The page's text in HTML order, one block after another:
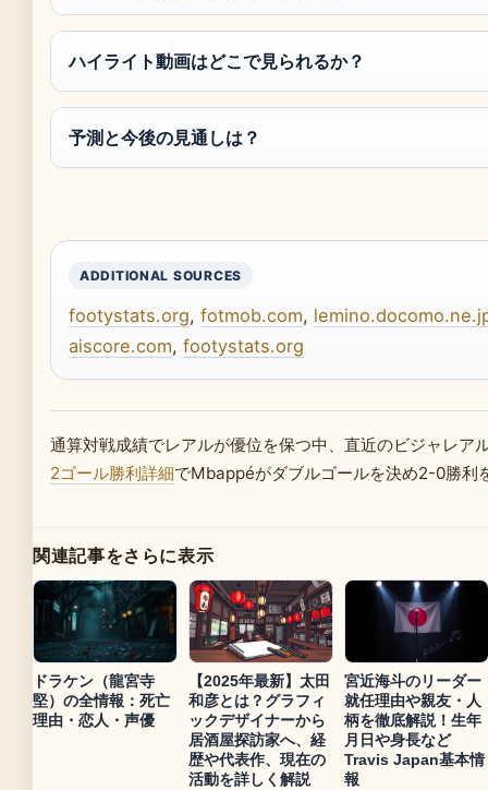
ハイライト動画はどこで見られるか？
予測と今後の見通しは？
ADDITIONAL SOURCES
footystats.org, fotmob.com,
aiscore.com, footystats.org
通算対戦成績でレアルが優位を保つ中、直近のビジャレア
2ゴール勝利詳細でMbappéがダブルゴールを決め2-0勝利
関連記事をさらに表示
ドラケン（龍宮寺
堅）の全情報：死亡
理由・恋人・声優
【2025年最新】太田
和彦とは？グラフィ
ックデザイナーから
居酒屋探訪家へ、経
歴や代表作、現在の
活動を詳しく解説
宮近海斗のリーダー
就任理由や親友・人
柄を徹底解説！生年
月日や身長など
Travis Japan基本情
報